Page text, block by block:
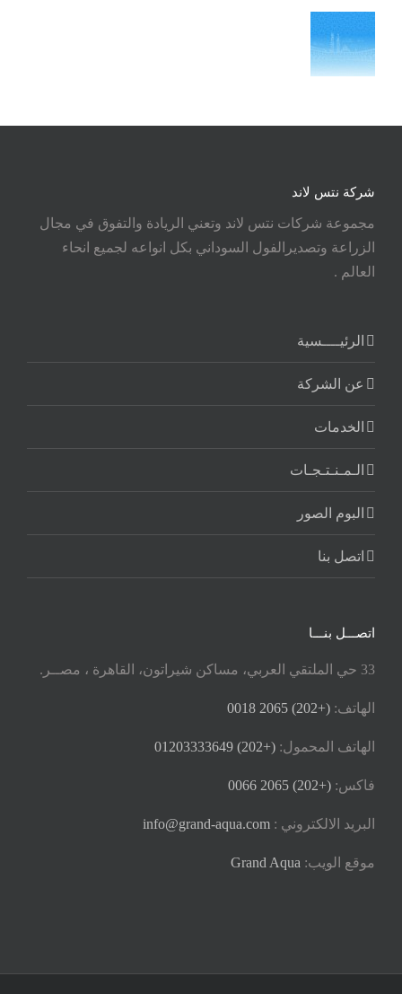
شركة نتس لاند
مجموعة شركات نتس لاند وتعني الريادة والتفوق في مجال
الزراعة وتصديرالفول السوداني بكل انواعه لجميع انحاء
العالم .
الرئيــــسية
عن الشركة
الخدمات
الـمـنـتـجـات
البوم الصور
اتصل بنا
اتصـــل بنـــا
33 حي الملتقي العربي، مساكن شيراتون، القاهرة ، مصــر.
الهاتف: (+202) 2065 0018
الهاتف المحمول: (+202) 01203333649
فاكس: (+202) 2065 0066
البريد الالكتروني : info@grand-aqua.com
موقع الويب: Grand Aqua